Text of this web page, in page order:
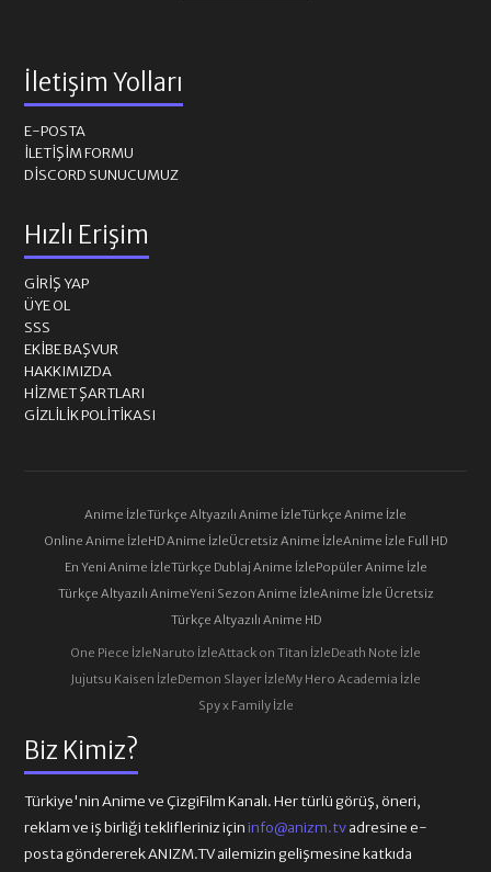
Biz Kimiz?
Türkiye'nin Anime ve ÇizgiFilm Kanalı. Her türlü görüş, öneri,
reklam ve iş birliği teklifleriniz içininfo@anizm.tvadresine e-
posta göndererek ANIZM.TV ailemizin gelişmesine katkıda
İletişim Yolları
E-POSTA
İLETIŞIM FORMU
DISCORD SUNUCUMUZ
Hızlı Erişim
GIRIŞ YAP
ÜYE OL
SSS
EKIBE BAŞVUR
HAKKIMIZDA
HIZMET ŞARTLARI
GIZLILIK POLITIKASI
Anime İzleTürkçe Altyazılı Anime İzleTürkçe Anime İzle
Online Anime İzleHD Anime İzleÜcretsiz Anime İzleAnime İzle Full HD
En Yeni Anime İzleTürkçe Dublaj Anime İzlePopüler Anime İzle
Türkçe Altyazılı AnimeYeni Sezon Anime İzleAnime İzle Ücretsiz
Türkçe Altyazılı Anime HD
One Piece İzleNaruto İzleAttack on Titan İzleDeath Note İzle
Jujutsu Kaisen İzleDemon Slayer İzleMy Hero Academia İzle
Spy x Family İzle